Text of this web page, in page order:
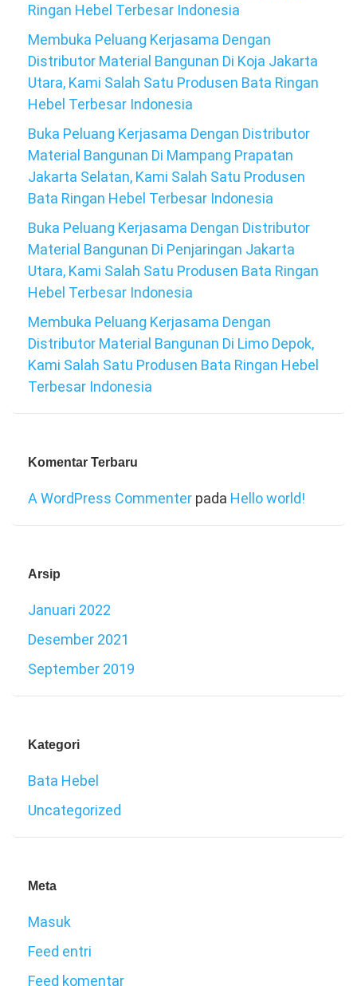
Ringan Hebel Terbesar Indonesia
Membuka Peluang Kerjasama Dengan
Distributor Material Bangunan Di Koja Jakarta
Utara, Kami Salah Satu Produsen Bata Ringan
Hebel Terbesar Indonesia
Buka Peluang Kerjasama Dengan Distributor
Material Bangunan Di Mampang Prapatan
Jakarta Selatan, Kami Salah Satu Produsen
Bata Ringan Hebel Terbesar Indonesia
Buka Peluang Kerjasama Dengan Distributor
Material Bangunan Di Penjaringan Jakarta
Utara, Kami Salah Satu Produsen Bata Ringan
Hebel Terbesar Indonesia
Membuka Peluang Kerjasama Dengan
Distributor Material Bangunan Di Limo Depok,
Kami Salah Satu Produsen Bata Ringan Hebel
Terbesar Indonesia
Komentar Terbaru
A WordPress Commenter pada Hello world!
Arsip
Januari 2022
Desember 2021
September 2019
Kategori
Bata Hebel
Uncategorized
Meta
Masuk
Feed entri
Feed komentar